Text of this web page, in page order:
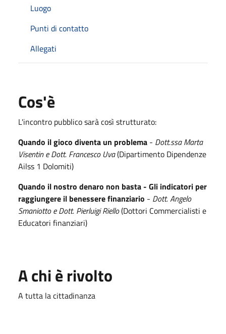
Luogo
Punti di contatto
Allegati
Cos'è
L'incontro pubblico sarà così strutturato:
Quando il gioco diventa un problema - Dott.ssa Marta
Visentin e Dott. Francesco Uva(Dipartimento Dipendenze
Ailss 1 Dolomiti)
Quando il nostro denaro non basta - Gli indicatori per
raggiungere il benessere finanziario - Dott. Angelo
Smaniotto e Dott. Pierluigi Riello(Dottori Commercialisti e
Educatori finanziari)
A chi è rivolto
A tutta la cittadinanza